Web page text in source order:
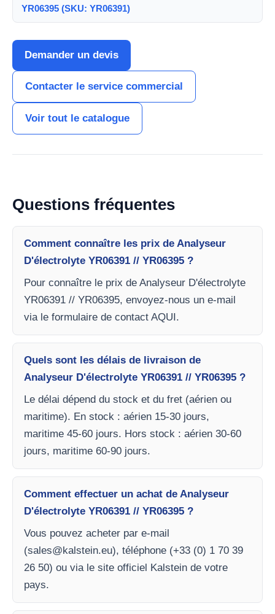
YR06395 (SKU: YR06391)
Demander un devis
Contacter le service commercial
Voir tout le catalogue
Questions fréquentes
Comment connaître les prix de Analyseur
D'électrolyte YR06391 // YR06395 ?
Pour connaître le prix de Analyseur D'électrolyte
YR06391 // YR06395, envoyez-nous un e-mail
via le formulaire de contact AQUI.
Quels sont les délais de livraison de
Analyseur D'électrolyte YR06391 // YR06395 ?
Le délai dépend du stock et du fret (aérien ou
maritime). En stock : aérien 15-30 jours,
maritime 45-60 jours. Hors stock : aérien 30-60
jours, maritime 60-90 jours.
Comment effectuer un achat de Analyseur
D'électrolyte YR06391 // YR06395 ?
Vous pouvez acheter par e-mail
(sales@kalstein.eu), téléphone (+33 (0) 1 70 39
26 50) ou via le site officiel Kalstein de votre
pays.